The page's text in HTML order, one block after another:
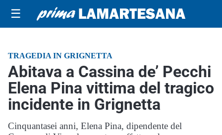
☰
TRAGEDIA IN GRIGNETTA
Abitava a Cassina de’ Pecchi
Elena Pina vittima del tragico
incidente in Grignetta
Cinquantasei anni, Elena Pina, dipendente del